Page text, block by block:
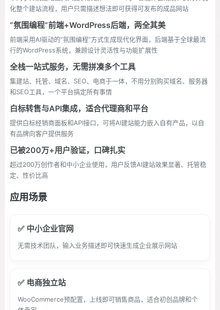
化整个建站流程，用户只需描述想法即可获得可发布的成品网站
“氛围编程”前端+WordPress后端，两全其美
前端采用AI驱动的“氛围编程”方式生成现代化界面，后端基于全球最流
行的WordPress系统，兼顾设计灵活性与功能扩展性
全栈一站式服务，无需拼凑多个工具
集建站、托管、域名、SEO、电商于一体，不用分别购买域名、服务器
和SEO工具，一个平台搞定所有事情
白标转售与API集成，适合代理商和平台
提供白标经销商面板和API接口，可将AI建站能力嵌入自有产品，以自
有品牌向客户提供服务
已被200万+用户验证，口碑扎实
超过200万创作者和中小企业使用，用户反馈AI建站效果显著、托管稳
定、性价比高
应用场景
✅ 中小企业官网
无需技术团队，输入业务描述即可快速生成企业展示网站
✅ 电商独立站
WooCommerce预配置，上线即可销售商品，适合初创品牌和个